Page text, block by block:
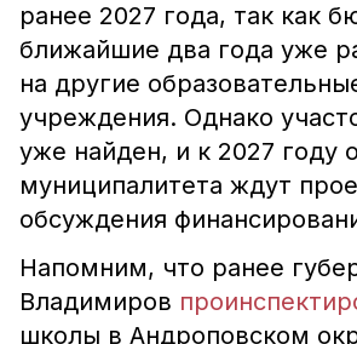
ранее 2027 года, так как
ближайшие два года уже
на другие
учреждения. Однако
уже найден, и к 2027 году
муниципалитета ждут
обсуждения
Напомним, что ранее
Владимиров
школы в Андроповском